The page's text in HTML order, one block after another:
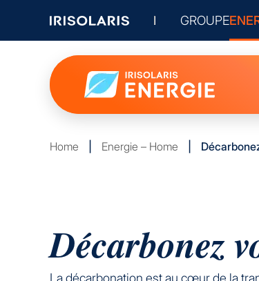
GROUPE
Home Energie – Home
Décarbonez
La décarbonation est au cœur de la